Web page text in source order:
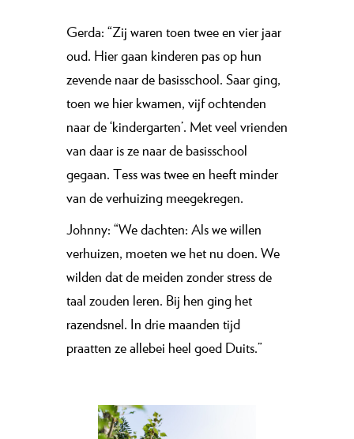
Gerda: “Zij waren toen twee en vier jaar
oud. Hier gaan kinderen pas op hun
zevende naar de basisschool. Saar ging,
toen we hier kwamen, vijf ochtenden
naar de ‘kindergarten’. Met veel vrienden
van daar is ze naar de basisschool
gegaan. Tess was twee en heeft minder
van de verhuizing meegekregen.
Johnny: “We dachten: Als we willen
verhuizen, moeten we het nu doen. We
wilden dat de meiden zonder stress de
taal zouden leren. Bij hen ging het
razendsnel. In drie maanden tijd
praatten ze allebei heel goed Duits.”